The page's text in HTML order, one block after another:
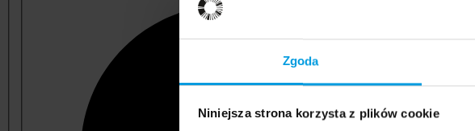
Zgoda
Niniejsza strona korzysta z plików cookie